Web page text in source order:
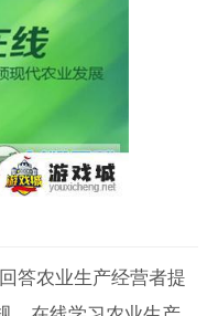
答农业生产经营者提